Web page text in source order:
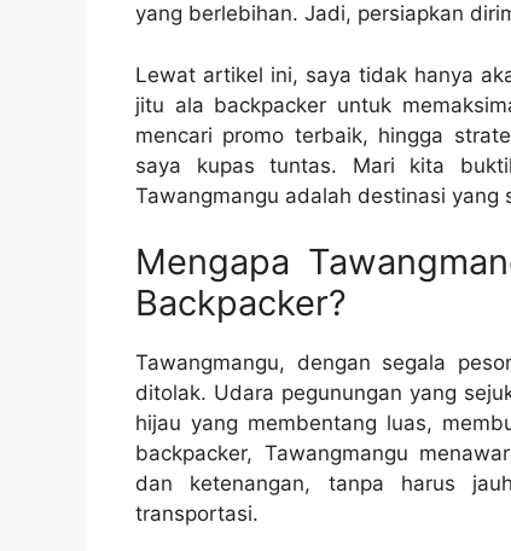
yang berlebihan. Jadi, persiapkan
Lewat artikel ini, saya tidak hanya
jitu ala backpacker untuk
mencari promo terbaik, hingga
saya kupas tuntas. Mari kita
Tawangmangu adalah destinasi yang
Mengapa
Backpacker?
Tawangmangu, dengan segala
ditolak. Udara pegunungan yang
hijau yang membentang luas,
backpacker, Tawangmangu
dan ketenangan, tanpa harus
transportasi.